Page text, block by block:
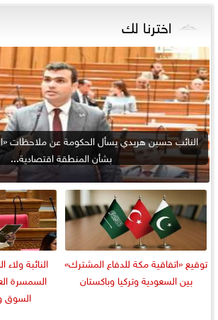
اخترنا لك
النائب حسين هريدي يسأل الحكومة عن ملاحظات
بشأن المنطقة اقتصادية...
توقيع «اتفاقية مكة للدفاع المشترك»
بين السعودية وتركيا وباكستان
النائبة
السمسرة
السوق